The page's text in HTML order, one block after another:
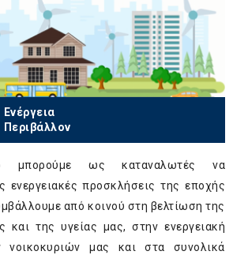
Ενέργεια
Περιβάλλον
μπορούμε ως καταναλωτές να
ενεργειακές προσκλήσεις της εποχής
από κοινού στη βελτίωση της
και της υγείας μας, στην ενεργειακή
νοικοκυριών μας και στα συνολικά